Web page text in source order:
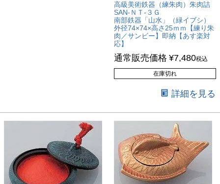
高級美術鉄器（練朱肉）朱肉詰
SAN-ＮＴ-３Ｇ
南部鉄器「山水」（緑イブシ）
外径74×74×高さ25ｍｍ【練り朱
肉／サンビー】即納【あす楽対
応】
通常販売価格 ¥7,480税込
在庫切れ
詳細を見る